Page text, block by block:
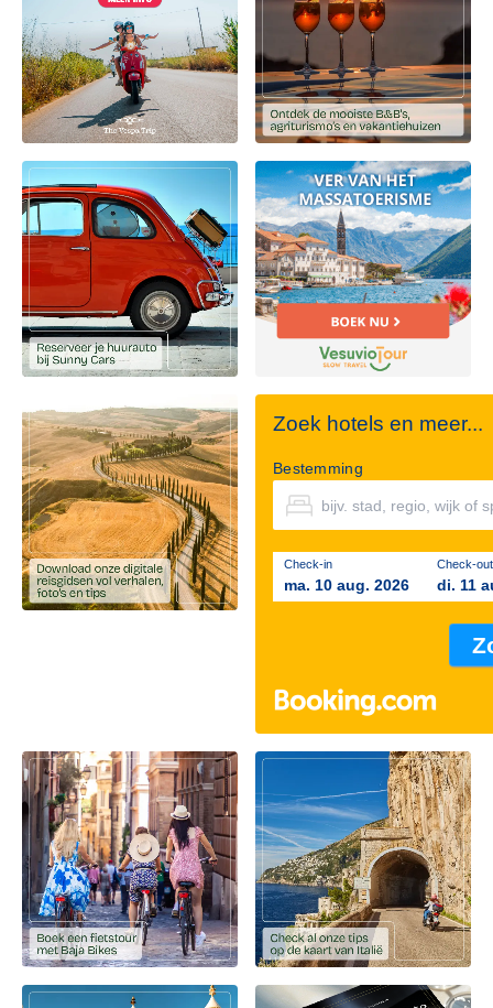
Zoek hotels en meer...
Bestemming
Check-in
ma. 10 aug. 2026
Check-out
di. 11